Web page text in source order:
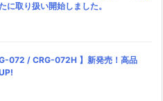
に取り扱い開始しました。
072 / CRG-072H 】新発売！高品